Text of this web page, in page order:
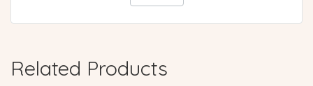
Related Products